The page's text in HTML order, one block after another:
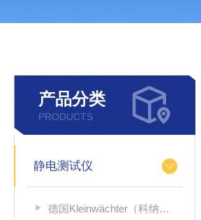
产品分类
PRODUCTS
静电测试仪
德国Kleinwächter（科纳沃茨特）静电测试仪